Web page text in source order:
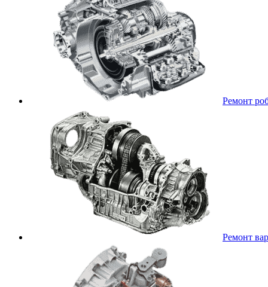
Ремонт
Ремонт